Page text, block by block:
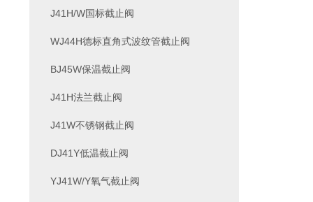
J41H/W国标截止阀
WJ44H德标直角式波纹管截止阀
BJ45W保温截止阀
J41H法兰截止阀
J41W不锈钢截止阀
DJ41Y低温截止阀
YJ41W/Y氧气截止阀